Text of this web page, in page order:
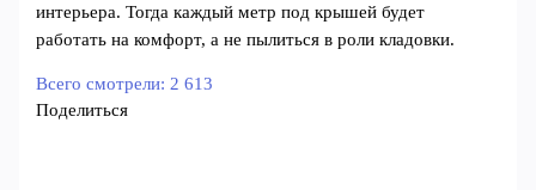
интерьера. Тогда каждый метр под крышей будет
работать на комфорт, а не пылиться в роли кладовки.
Всего смотрели: 2 613
Поделиться